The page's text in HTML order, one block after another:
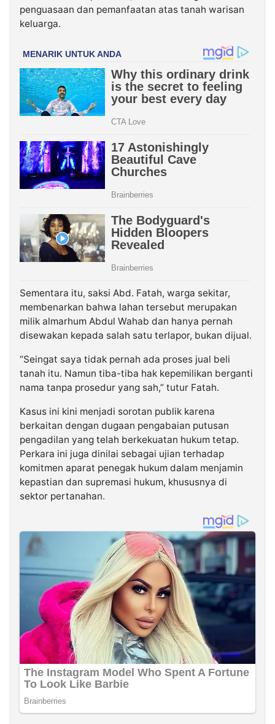
penguasaan dan pemanfaatan atas tanah warisan
keluarga.
Sementara itu, saksi Abd. Fatah, warga sekitar,
membenarkan bahwa lahan tersebut merupakan
milik almarhum Abdul Wahab dan hanya pernah
disewakan kepada salah satu terlapor, bukan dijual.
“Seingat saya tidak pernah ada proses jual beli
tanah itu. Namun tiba-tiba hak kepemilikan berganti
nama tanpa prosedur yang sah,” tutur Fatah.
Kasus ini kini menjadi sorotan publik karena
berkaitan dengan dugaan pengabaian putusan
pengadilan yang telah berkekuatan hukum tetap.
Perkara ini juga dinilai sebagai ujian terhadap
komitmen aparat penegak hukum dalam menjamin
kepastian dan supremasi hukum, khususnya di
sektor pertanahan.